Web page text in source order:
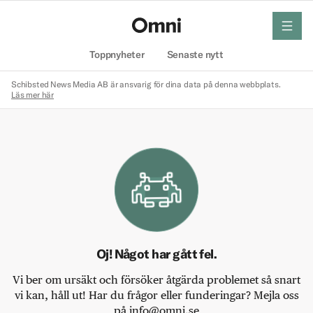
Toppnyheter Senaste nytt
meny
Schibsted News Media AB är ansvarig för dina data på denna webbplats.
Läs mer här
Oj! Något har gått fel.
Vi ber om ursäkt och försöker åtgärda problemet så snart
vi kan, håll ut! Har du frågor eller funderingar? Mejla oss